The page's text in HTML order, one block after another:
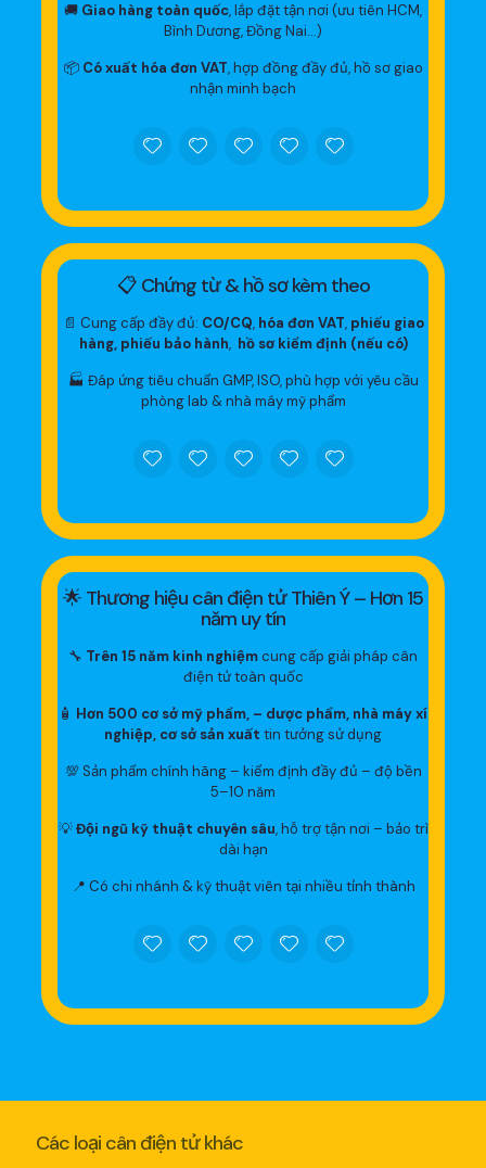
🚚 Giao hàng toàn quốc, lắp đặt tận nơi (ưu tiên HCM,
Bình Dương, Đồng Nai…)
📦 Có xuất hóa đơn VAT, hợp đồng đầy đủ, hồ sơ giao
nhận minh bạch
📋 Chứng từ & hồ sơ kèm theo
📄 Cung cấp đầy đủ: CO/CQ, hóa đơn VAT, phiếu giao
hàng, phiếu bảo hành, hồ sơ kiểm định (nếu có)
🏭 Đáp ứng tiêu chuẩn GMP, ISO, phù hợp với yêu cầu
phòng lab & nhà máy mỹ phẩm
🌟 Thương hiệu cân điện tử Thiên Ý – Hơn 15
năm uy tín
🔧 Trên 15 năm kinh nghiệmcung cấp giải pháp cân
điện tử toàn quốc
🧴 Hơn 500 cơ sở mỹ phẩm, – dược phẩm, nhà máy xí
nghiệp, cơ sở sản xuất tin tưởng sử dụng
💯 Sản phẩm chính hãng – kiểm định đầy đủ – độ bền
5–10 năm
💡Đội ngũ kỹ thuật chuyên sâu, hỗ trợ tận nơi – bảo trì
dài hạn
📍 Có chi nhánh & kỹ thuật viên tại nhiều tỉnh thành
Các loại cân điện tử khác